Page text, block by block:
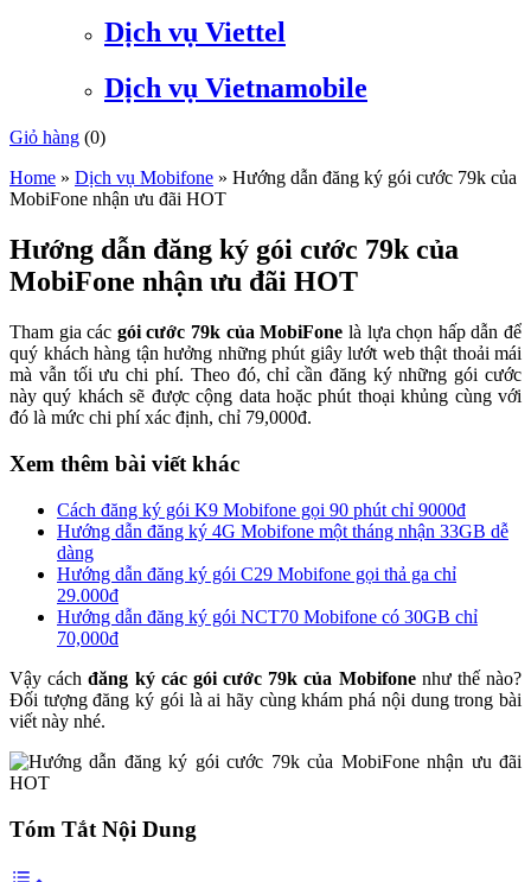
Dịch vụ Viettel
Dịch vụ Vietnamobile
Giỏ hàng (0)
Home » Dịch vụ Mobifone » Hướng dẫn đăng ký gói cước 79k của
MobiFone nhận ưu đãi HOT
Hướng dẫn đăng ký gói cước 79k của
MobiFone nhận ưu đãi HOT
Tham gia các gói cước 79k của MobiFone là lựa chọn hấp dẫn để
quý khách hàng tận hưởng những phút giây lướt web thật thoải mái
mà vẫn tối ưu chi phí. Theo đó, chỉ cần đăng ký những gói cước
này quý khách sẽ được cộng data hoặc phút thoại khủng cùng với
đó là mức chi phí xác định, chỉ 79,000đ.
Xem thêm bài viết khác
Cách đăng ký gói K9 Mobifone gọi 90 phút chỉ 9000đ
Hướng dẫn đăng ký 4G Mobifone một tháng nhận 33GB dễ
dàng
Hướng dẫn đăng ký gói C29 Mobifone gọi thả ga chỉ
29.000đ
Hướng dẫn đăng ký gói NCT70 Mobifone có 30GB chỉ
70,000đ
Vậy cáchđăng ký các gói cước 79k của Mobifonenhư thế nào?
Đối tượng đăng ký gói là ai hãy cùng khám phá nội dung trong bài
viết này nhé.
Tóm Tắt Nội Dung